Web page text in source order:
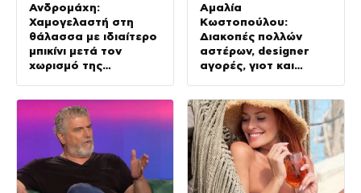
Ανδρομάχη:
Χαμογελαστή στη
θάλασσα με ιδιαίτερο
μπικίνι μετά τον
χωρισμό της
Αμαλία
Κωστοπούλου:
Διακοπές πολλών
αστέρων, designer
αγορές, γιοτ και